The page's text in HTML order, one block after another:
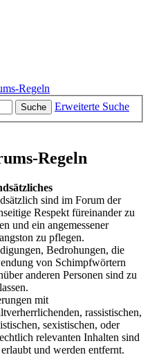
Regeln
Suche
Erweiterte Suche
Regeln
sind im Forum der
Respekt füreinander zu
und ein angemessener
zu pflegen.
Bedrohungen, die
von Schimpfwörtern
anderen Personen sind zu
mit
rassistischen,
sexistischen, oder
relevanten Inhalten sind
und werden entfernt.